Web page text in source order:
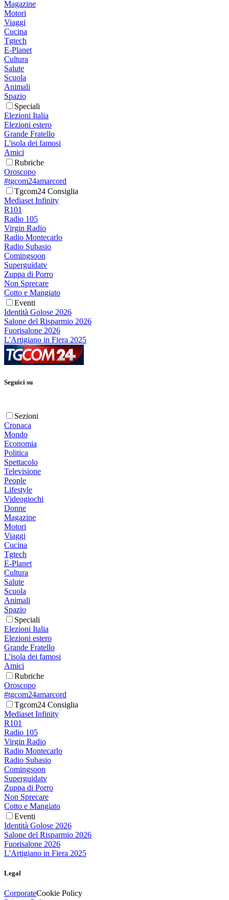
Magazine
Motori
Viaggi
Cucina
Tgtech
E-Planet
Cultura
Salute
Scuola
Animali
Spazio
Speciali
Elezioni Italia
Elezioni estero
Grande Fratello
L'isola dei famosi
Amici
Rubriche
Oroscopo
#tgcom24amarcord
Tgcom24 Consiglia
Mediaset Infinity
R101
Radio 105
Virgin Radio
Radio Montecarlo
Radio Subasio
Comingsoon
Superguidatv
Zuppa di Porro
Non Sprecare
Cotto e Mangiato
Eventi
Identità Golose 2026
Salone del Risparmio 2026
Fuorisalone 2026
L'Artigiano in Fiera 2025
Seguici su
Sezioni
Cronaca
Mondo
Economia
Politica
Spettacolo
Televisione
People
Lifestyle
Videogiochi
Donne
Magazine
Motori
Viaggi
Cucina
Tgtech
E-Planet
Cultura
Salute
Scuola
Animali
Spazio
Speciali
Elezioni Italia
Elezioni estero
Grande Fratello
L'isola dei famosi
Amici
Rubriche
Oroscopo
#tgcom24amarcord
Tgcom24 Consiglia
Mediaset Infinity
R101
Radio 105
Virgin Radio
Radio Montecarlo
Radio Subasio
Comingsoon
Superguidatv
Zuppa di Porro
Non Sprecare
Cotto e Mangiato
Eventi
Identità Golose 2026
Salone del Risparmio 2026
Fuorisalone 2026
L'Artigiano in Fiera 2025
Legal
CorporateCookie Policy